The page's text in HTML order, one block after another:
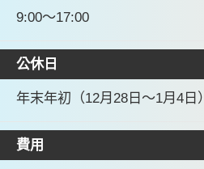
9:00～17:00
公休日
年末年初（12月28日～1月4日）
費用